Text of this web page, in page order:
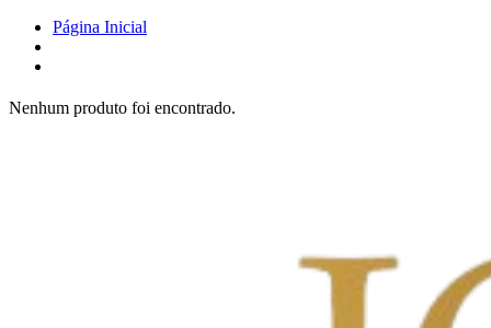
Página Inicial
Nenhum produto foi encontrado.